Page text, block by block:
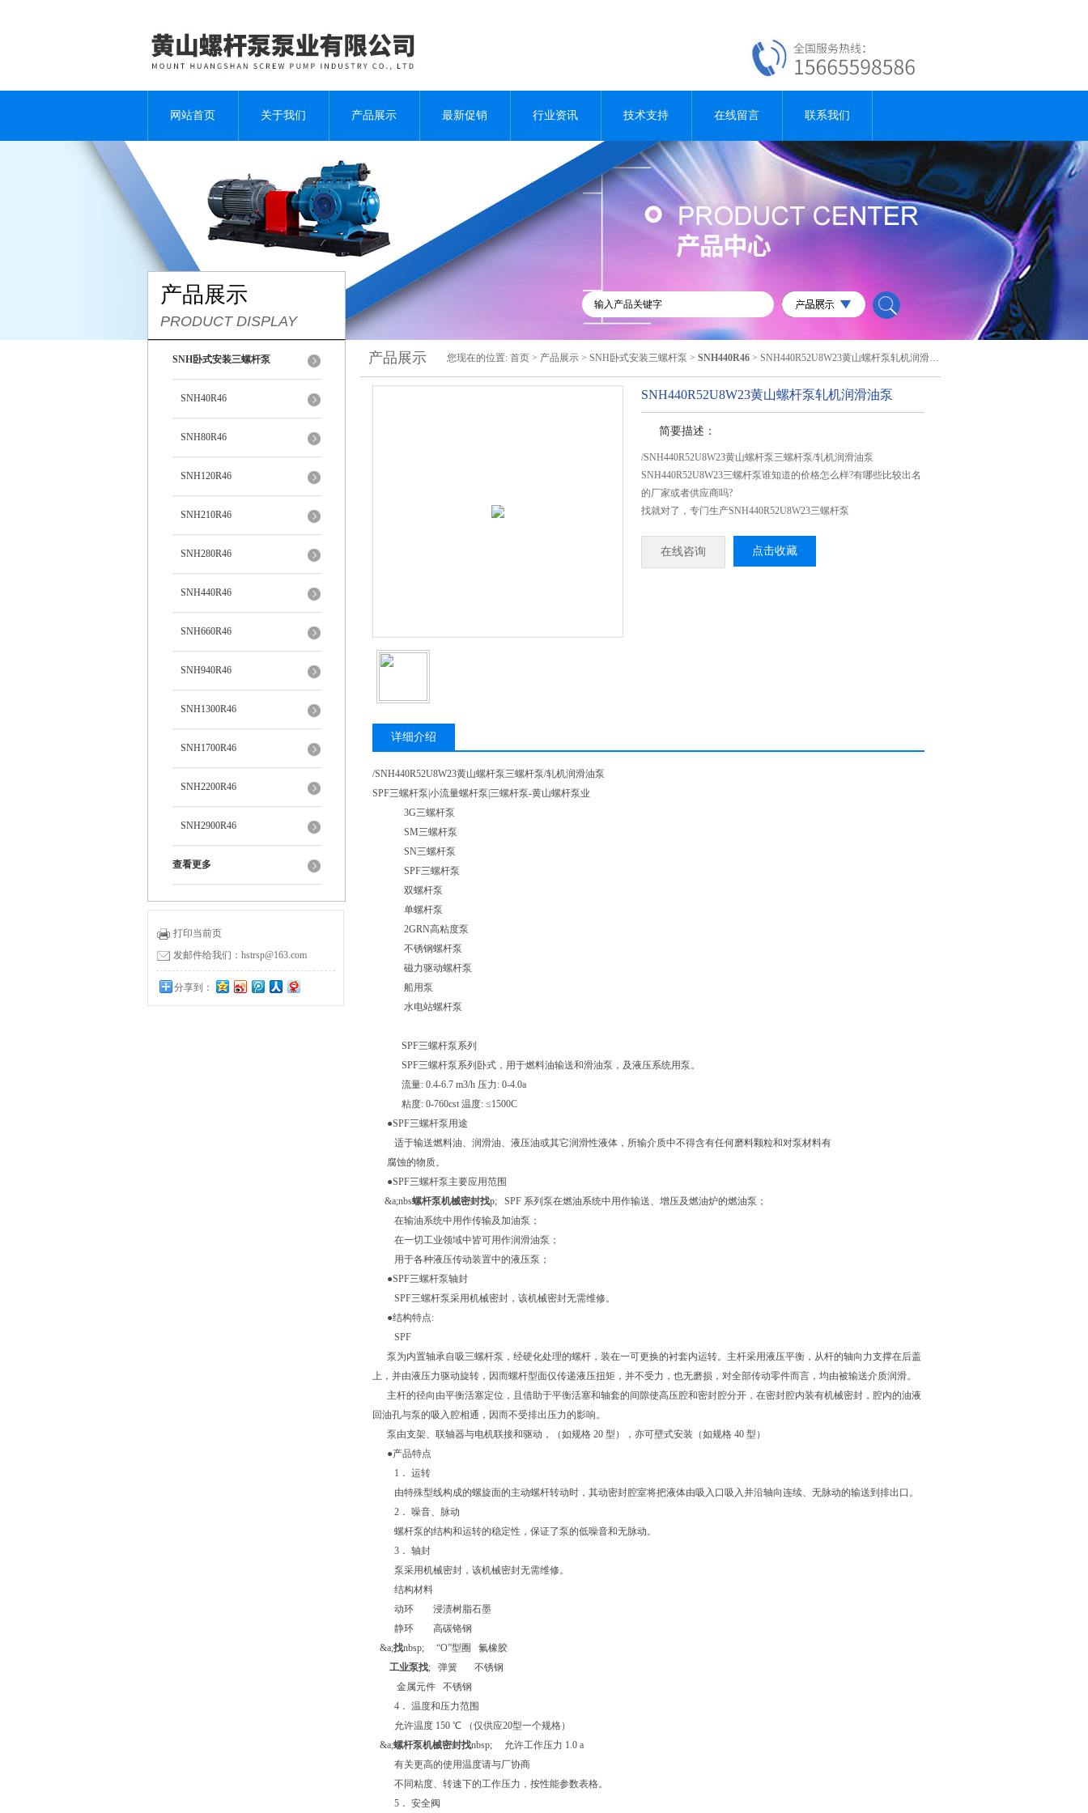
网站首页 关于我们 产品展示 最新促销 行业资讯 技术支持 在线留言 联系我们
产品展示
PRODUCT DISPLAY
SNH卧式安装三螺杆泵
SNH40R46
SNH80R46
SNH120R46
SNH210R46
SNH280R46
SNH440R46
SNH660R46
SNH940R46
SNH1300R46
SNH1700R46
SNH2200R46
SNH2900R46
查看更多
打印当前页
发邮件给我们：hstrsp@163.com
分享到：
产品展示 您现在的位置: 首页 > 产品展示 > SNH卧式安装三螺杆泵 > SNH440R46 > SNH440R52U8W23黄山螺杆泵轧机润滑油泵
SNH440R52U8W23黄山螺杆泵轧机润滑油泵
简要描述：
/SNH440R52U8W23黄山螺杆泵三螺杆泵/轧机润滑油泵
SNH440R52U8W23三螺杆泵谁知道的价格怎么样?有哪些比较出名
的厂家或者供应商吗?
找就对了，专门生产SNH440R52U8W23三螺杆泵
在线咨询 点击收藏
详细介绍
/SNH440R52U8W23黄山螺杆泵三螺杆泵/轧机润滑油泵
SPF三螺杆泵|小流量螺杆泵|三螺杆泵-黄山螺杆泵业
3G三螺杆泵
SM三螺杆泵
SN三螺杆泵
SPF三螺杆泵
双螺杆泵
单螺杆泵
2GRN高粘度泵
不锈钢螺杆泵
磁力驱动螺杆泵
船用泵
水电站螺杆泵
SPF三螺杆泵系列
SPF三螺杆泵系列卧式，用于燃料油输送和滑油泵，及液压系统用泵。
流量: 0.4-6.7 m3/h 压力: 0-4.0a
粘度: 0-760cst 温度: ≤1500C
●SPF三螺杆泵用途
适于输送燃料油、润滑油、液压油或其它润滑性液体，所输介质中不得含有任何磨料颗粒和对泵材料有
腐蚀的物质。
●SPF三螺杆泵主要应用范围
&a;nbs螺杆泵机械密封找p; SPF 系列泵在燃油系统中用作输送、增压及燃油炉的燃油泵；
在输油系统中用作传输及加油泵；
在一切工业领域中皆可用作润滑油泵；
用于各种液压传动装置中的液压泵；
●SPF三螺杆泵轴封
SPF三螺杆泵采用机械密封，该机械密封无需维修。
●结构特点:
SPF
泵为内置轴承自吸三螺杆泵，经硬化处理的螺杆，装在一可更换的衬套内运转。主杆采用液压平衡，从杆的轴向力支撑在后盖
上，并由液压力驱动旋转，因而螺杆型面仅传递液压扭矩，并不受力，也无磨损，对全部传动零件而言，均由被输送介质润滑。
主杆的径向由平衡活塞定位，且借助于平衡活塞和轴套的间隙使高压腔和密封腔分开，在密封腔内装有机械密封，腔内的油液
回油孔与泵的吸入腔相通，因而不受排出压力的影响。
泵由支架、联轴器与电机联接和驱动，（如规格 20 型），亦可壁式安装（如规格 40 型）
●产品特点
1． 运转
由特殊型线构成的螺旋面的主动螺杆转动时，其动密封腔室将把液体由吸入口吸入并沿轴向连续、无脉动的输送到排出口。
2． 噪音、脉动
螺杆泵的结构和运转的稳定性，保证了泵的低噪音和无脉动。
3． 轴封
泵采用机械密封，该机械密封无需维修。
结构材料
动环 浸渍树脂石墨
静环 高碳铬钢
&a;找nbsp; “O”型圈 氟橡胶
工业泵找; 弹簧 不锈钢
金属元件 不锈钢
4． 温度和压力范围
允许温度 150 ℃ （仅供应20型一个规格）
&a;螺杆泵机械密封找nbsp; 允许工作压力 1.0 a
有关更高的使用温度请与厂协商
不同粘度、转速下的工作压力，按性能参数表格。
5． 安全阀